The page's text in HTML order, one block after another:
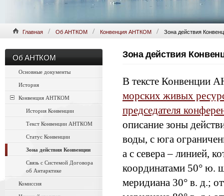
Главная Об АНТКОМ Конвенция АНТКОМ Зона действия
Об АНТКОМ
Основные документы
История
Конвенция АНТКОМ
История Конвенции
Текст Конвенции АНТКОМ
Статус Конвенции
Зона действия Конвенции
Связь с Системой Договора
об Антарктике
Комиссия
Зона действия
В тексте Конвенции
морских живых
председателя
описание зоны
воды, с юга
а с севера – линией,
координатами 50° ю.
меридиана 30° в. д.;